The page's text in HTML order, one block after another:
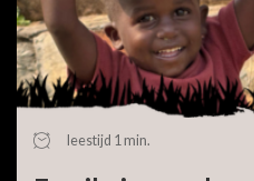
leestijd 1 min.